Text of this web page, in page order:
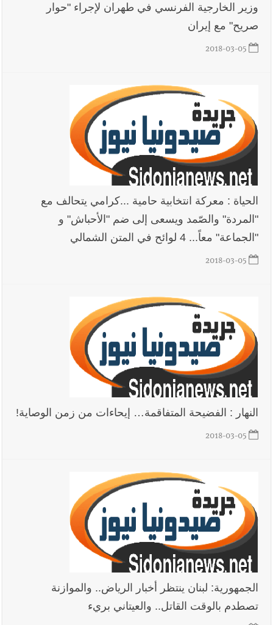
وزير الخارجية الفرنسي في طهران لإجراء "حوار
صريح" مع إيران
2018-03-05
الحياة : معركة انتخابية حامية ...كرامي يتحالف مع
"المردة" والصّمد ويسعى إلى ضم ‏‏"الأحباش" و
"الجماعة" معاً... 4 لوائح في المتن الشمالي
2018-03-05
النهار : الفضيحة المتفاقمة… إيحاءات من زمن الوصاية‎!‎
2018-03-05
الجمهورية: لبنان ينتظر أخبار الرياض.. والموازنة
تصطدم بالوقت القاتل.. والعيتاني بريء